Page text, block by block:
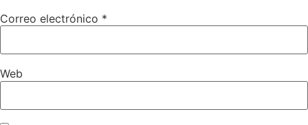
Correo electrónico *
Web